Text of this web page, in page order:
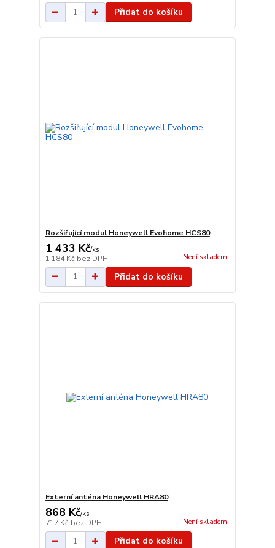
Přidat do košíku
Rozšiřující modul Honeywell Evohome HCS80
1 433 Kč/ks
1 184 Kč bez DPH Není skladem
Přidat do košíku
Externí anténa Honeywell HRA80
868 Kč/ks
717 Kč bez DPH Není skladem
Přidat do košíku